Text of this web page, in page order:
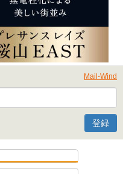
Mail-Wind
登録